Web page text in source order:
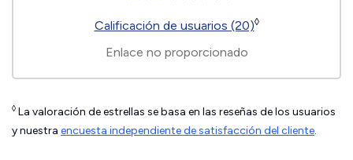
Calificación de usuarios (20)◊
Enlace no proporcionado
◊ La valoración de estrellas se basa en las reseñas de los usuarios
y nuestra encuesta independiente de satisfacción del cliente.